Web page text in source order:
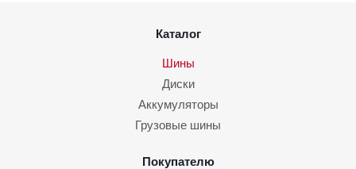
Каталог
Шины
Диски
Аккумуляторы
Грузовые шины
Покупателю